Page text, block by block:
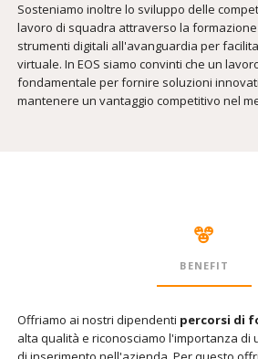
Sosteniamo inoltre lo sviluppo delle
lavoro di squadra attraverso la
strumenti digitali all'avanguardia per
virtuale. In EOS siamo convinti che un
fondamentale per fornire soluzioni
mantenere un vantaggio competitivo nel
BENEFIT
Offriamo ai nostri dipendenti percorsi di
alta qualità e riconosciamo l'importanza di